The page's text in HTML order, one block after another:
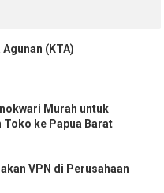
(KTA)
Murah untuk
ke Papua Barat
VPN di Perusahaan